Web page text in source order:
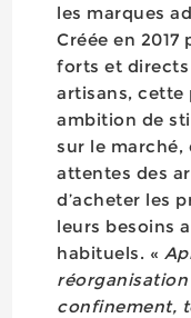
les marques
Créée en
forts et directs
artisans, cette
ambition de
sur le marché,
attentes des
d’acheter les
leurs besoins
habituels. «
réorganisation
confinement,